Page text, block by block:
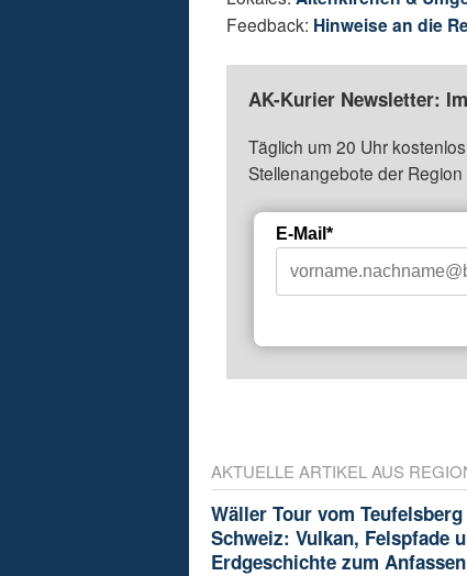
Feedback: Hinweise an die
AK-Kurier Newsletter:
Täglich um 20 Uhr
Stellenangebote der
E-Mail*
AKTUELLE ARTIKEL AUS
Wäller Tour vom
Schweiz: Vulkan, Felspfade
Erdgeschichte zum Anfassen